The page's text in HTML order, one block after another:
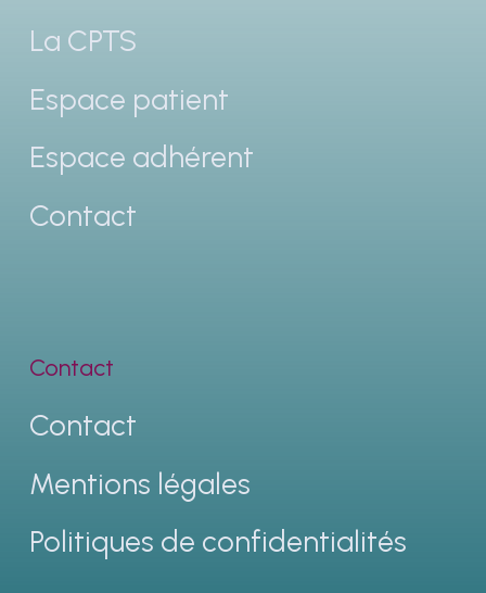
La CPTS
Espace patient
Espace adhérent
Contact
Contact
Contact
Mentions légales
Politiques de confidentialités